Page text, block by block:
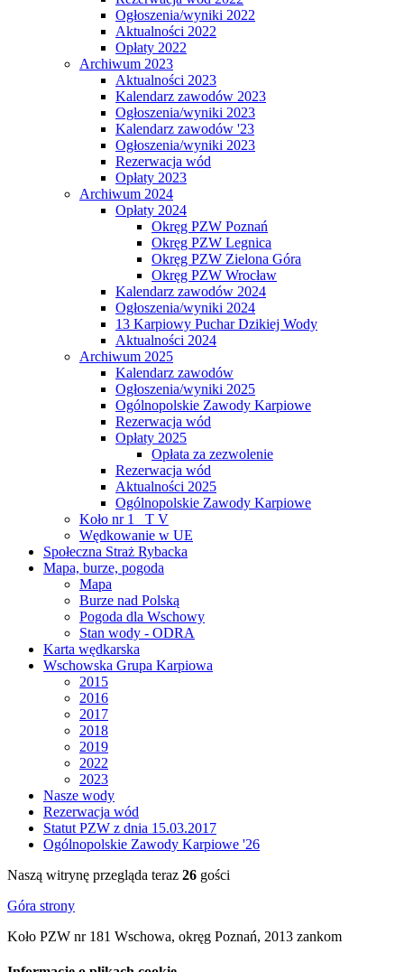
Ogłoszenia/wyniki 2022
Aktualności 2022
Opłaty 2022
Archiwum 2023
Aktualności 2023
Kalendarz zawodów 2023
Ogłoszenia/wyniki 2023
Kalendarz zawodów '23
Ogłoszenia/wyniki 2023
Rezerwacja wód
Opłaty 2023
Archiwum 2024
Opłaty 2024
Okręg PZW Poznań
Okręg PZW Legnica
Okręg PZW Zielona Góra
Okręg PZW Wrocław
Kalendarz zawodów 2024
Ogłoszenia/wyniki 2024
13 Karpiowy Puchar Dzikiej Wody
Aktualności 2024
Archiwum 2025
Kalendarz zawodów
Ogłoszenia/wyniki 2025
Ogólnopolskie Zawody Karpiowe
Rezerwacja wód
Opłaty 2025
Opłata za zezwolenie
Rezerwacja wód
Aktualności 2025
Ogólnopolskie Zawody Karpiowe
Koło nr 1 _T V
Wędkowanie w UE
Społeczna Straż Rybacka
Mapa, burze, pogoda
Mapa
Burze nad Polską
Pogoda dla Wschowy
Stan wody - ODRA
Karta wędkarska
Wschowska Grupa Karpiowa
2015
2016
2017
2018
2019
2022
2023
Nasze wody
Rezerwacja wód
Statut PZW z dnia 15.03.2017
Ogólnopolskie Zawody Karpiowe '26
Naszą witrynę przegląda teraz 26 gości
Góra strony
Koło PZW nr 181 Wschowa, okręg Poznań, 2013 zankom